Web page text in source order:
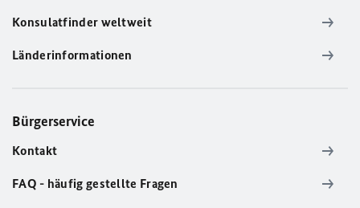
Konsulatfinder weltweit
Länderinformationen
Bürgerservice
Kontakt
FAQ - häufig gestellte Fragen